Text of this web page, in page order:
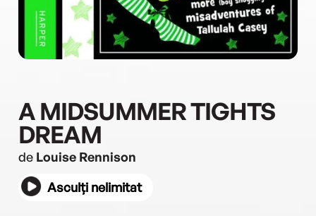
A MIDSUMMER TIGHTS
DREAM
de Louise Rennison
Asculți nelimitat